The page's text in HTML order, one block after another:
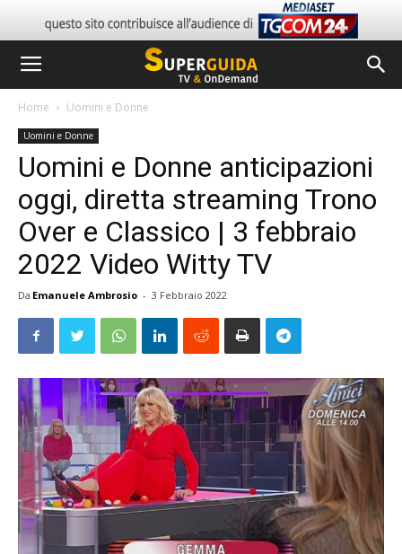
Home Uomini e Donne
Uomini e Donne
Uomini e Donne anticipazioni
oggi, diretta streaming Trono
Over e Classico | 3 febbraio
2022 Video Witty TV
Da Emanuele Ambrosio - 3 Febbraio 2022